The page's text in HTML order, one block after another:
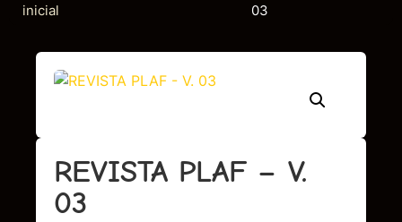
inicial
03
REVISTA PLAF – V.
03